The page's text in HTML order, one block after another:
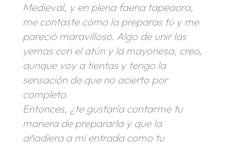
Medieval, y en plena faena tapeaora,
me contaste cómo la preparas tú y me
pareció maravilloso. Algo de unir las
yemas con el atún y la mayonesa, creo,
aunque voy a tientas y tengo la
sensación de que no acierto por
completo.
Entonces, ¿te gustaría contarme tu
manera de prepararla y que la
añadiera a mi entrada como tu